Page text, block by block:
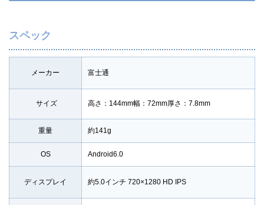
スペック
メーカー 富士通
サイズ 高さ：144mm幅：72mm厚さ：7.8mm
重量 約141g
OS Android6.0
ディスプレイ 約5.0インチ 720×1280 HD IPS